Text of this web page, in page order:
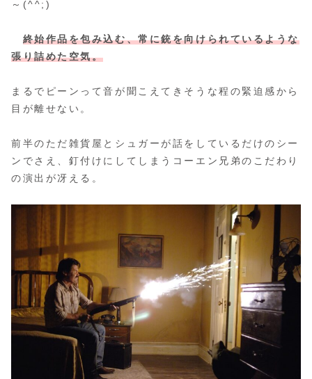
～(^^;)
終始作品を包み込む、常に銃を向けられているような
張り詰めた空気。
まるでピーンって音が聞こえてきそうな程の緊迫感から
目が離せない。
前半のただ雑貨屋とシュガーが話をしているだけのシー
ンでさえ、釘付けにしてしまうコーエン兄弟のこだわり
の演出が冴える。